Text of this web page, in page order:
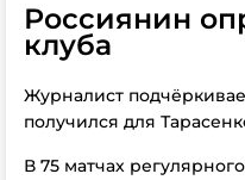
Россиянин
клуба
Журналист
получился для
В 75 матчах